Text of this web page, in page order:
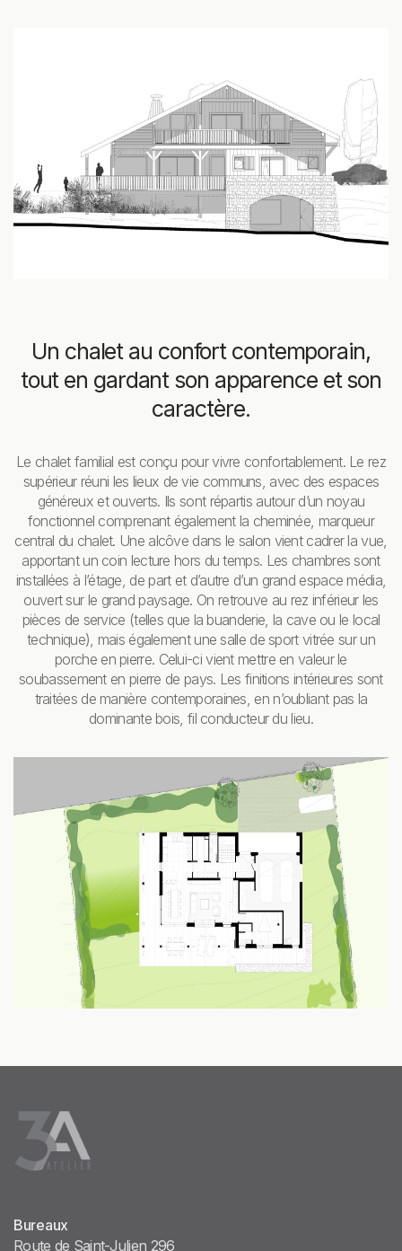
Un chalet au confort contemporain,
tout en gardant son apparence et son
caractère.
Le chalet familial est conçu pour vivre confortablement. Le rez
supérieur réuni les lieux de vie communs, avec des espaces
généreux et ouverts. Ils sont répartis autour d’un noyau
fonctionnel comprenant également la cheminée, marqueur
central du chalet. Une alcôve dans le salon vient cadrer la vue,
apportant un coin lecture hors du temps. Les chambres sont
installées à l’étage, de part et d’autre d’un grand espace média,
ouvert sur le grand paysage. On retrouve au rez inférieur les
pièces de service (telles que la buanderie, la cave ou le local
technique), mais également une salle de sport vitrée sur un
porche en pierre. Celui-ci vient mettre en valeur le
soubassement en pierre de pays. Les finitions intérieures sont
traitées de manière contemporaines, en n’oubliant pas la
dominante bois, fil conducteur du lieu.
Bureaux
Route de Saint-Julien 296